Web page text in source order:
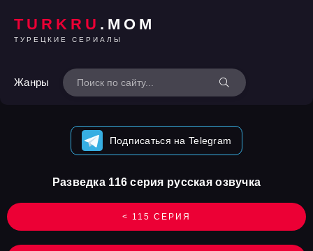
TURKRU .MOM
ТУРЕЦКИЕ СЕРИАЛЫ
Жанры
Подписаться на Telegram
< 115 СЕРИЯ
Разведка 116 серия русская озвучка